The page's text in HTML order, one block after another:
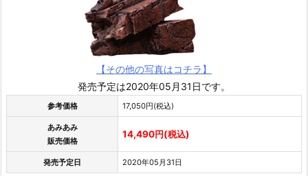
【その他の写真はコチラ】
発売予定は2020年05月31日です。
参考価格 17,050円(税込)
あみあみ
販売価格
14,490円(税込)
発売予定日 2020年05月31日